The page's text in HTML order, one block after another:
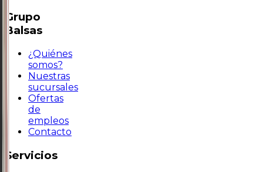
Grupo
Balsas
¿Quiénes
somos?
Nuestras
sucursales
Ofertas
de
empleos
Contacto
Servicios